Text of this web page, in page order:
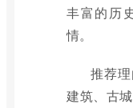
丰富的历
情。
推荐
建筑、古